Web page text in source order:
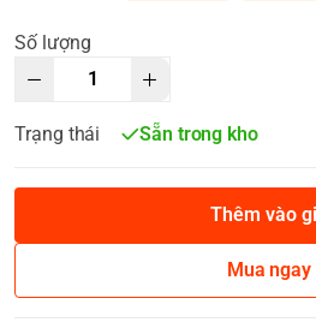
Số lượng
Trạng thái Sẵn trong kho
Thêm vào
Mua ngay